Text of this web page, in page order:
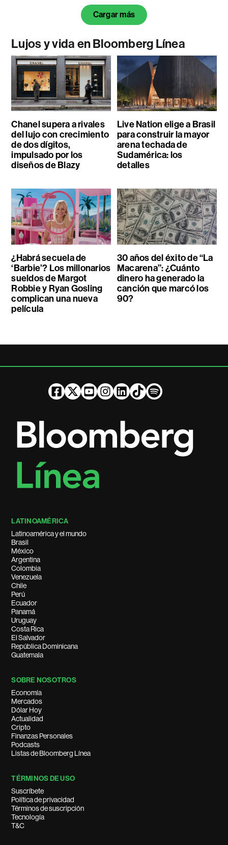
Cargar más
Lujos y vida en Bloomberg Línea
Chanel supera a rivales
del lujo con crecimiento
de dos dígitos,
impulsado por los
diseños de Blazy
Live Nation elige a Brasil
para construir la mayor
arena techada de
Sudamérica: los
detalles
¿Habrá secuela de
‘Barbie’? Los millonarios
sueldos de Margot
Robbie y Ryan Gosling
complican una nueva
película
30 años del éxito de “La
Macarena”: ¿Cuánto
dinero ha generado la
canción que marcó los
90?
LATINOAMÉRICA
Latinoamérica y el mundo
Brasil
México
Argentina
Colombia
Venezuela
Chile
Perú
Ecuador
Panamá
Uruguay
Costa Rica
El Salvador
República Dominicana
Guatemala
SOBRE NOSOTROS
Economía
Mercados
Dólar Hoy
Actualidad
Cripto
Finanzas Personales
Podcasts
Listas de Bloomberg Línea
TÉRMINOS DE USO
Suscríbete
Política de privacidad
Términos de suscripción
Tecnología
T&C